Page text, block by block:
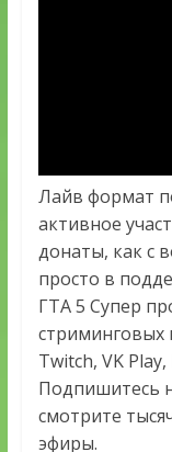
Лайв формат
активное
донаты, как с
просто в
ГТА 5 Супер
стриминговых
Twitch, VK
Подпишитесь
смотрите
эфиры.